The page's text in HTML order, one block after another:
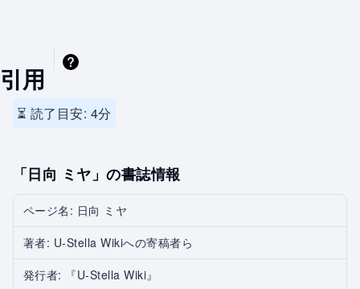
引用
⏳ 読了目安: 4分
「日向 ミヤ」の書誌情報
ページ名: 日向 ミヤ
著者: U-Stella Wikiへの寄稿者ら
発行者: 『U-Stella Wiki』